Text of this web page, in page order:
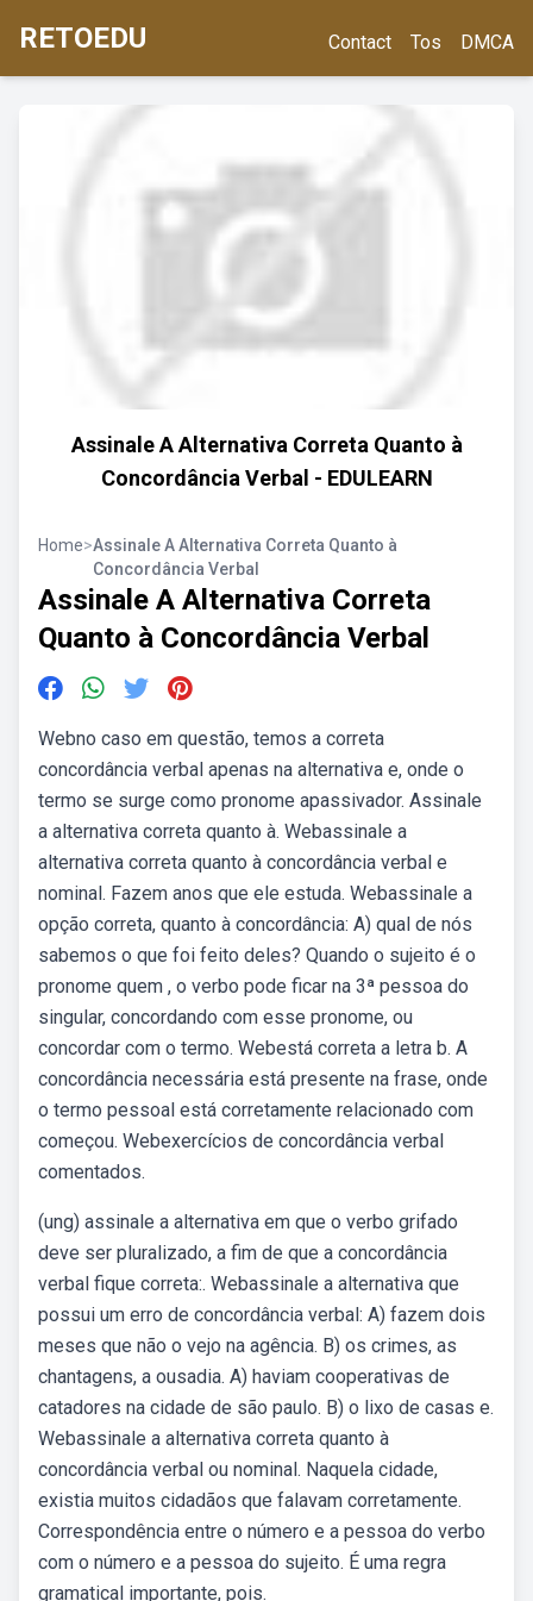
RETOEDU Contact Tos DMCA
Assinale A Alternativa Correta Quanto à
Concordância Verbal - EDULEARN
Home>Assinale A Alternativa Correta Quanto à
Concordância Verbal
Assinale A Alternativa Correta
Quanto à Concordância Verbal
Webno caso em questão, temos a correta
concordância verbal apenas na alternativa e, onde o
termo se surge como pronome apassivador. Assinale
a alternativa correta quanto à. Webassinale a
alternativa correta quanto à concordância verbal e
nominal. Fazem anos que ele estuda. Webassinale a
opção correta, quanto à concordância: A) qual de nós
sabemos o que foi feito deles? Quando o sujeito é o
pronome quem , o verbo pode ficar na 3ª pessoa do
singular, concordando com esse pronome, ou
concordar com o termo. Webestá correta a letra b. A
concordância necessária está presente na frase, onde
o termo pessoal está corretamente relacionado com
começou. Webexercícios de concordância verbal
comentados.
(ung) assinale a alternativa em que o verbo grifado
deve ser pluralizado, a fim de que a concordância
verbal fique correta:. Webassinale a alternativa que
possui um erro de concordância verbal: A) fazem dois
meses que não o vejo na agência. B) os crimes, as
chantagens, a ousadia. A) haviam cooperativas de
catadores na cidade de são paulo. B) o lixo de casas e.
Webassinale a alternativa correta quanto à
concordância verbal ou nominal. Naquela cidade,
existia muitos cidadãos que falavam corretamente.
Correspondência entre o número e a pessoa do verbo
com o número e a pessoa do sujeito. É uma regra
gramatical importante, pois.